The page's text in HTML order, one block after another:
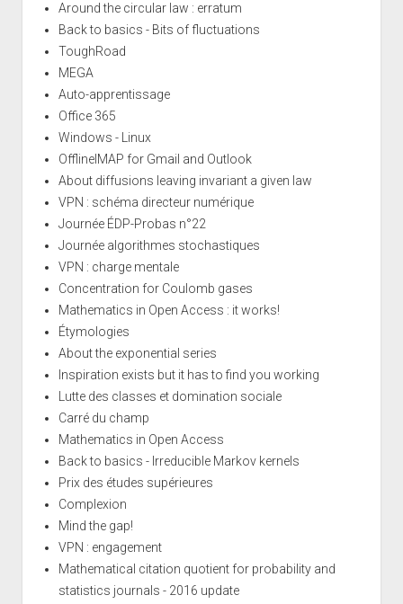
Around the circular law : erratum
Back to basics - Bits of fluctuations
ToughRoad
MEGA
Auto-apprentissage
Office 365
Windows - Linux
OfflineIMAP for Gmail and Outlook
About diffusions leaving invariant a given law
VPN : schéma directeur numérique
Journée ÉDP-Probas n°22
Journée algorithmes stochastiques
VPN : charge mentale
Concentration for Coulomb gases
Mathematics in Open Access : it works!
Étymologies
About the exponential series
Inspiration exists but it has to find you working
Lutte des classes et domination sociale
Carré du champ
Mathematics in Open Access
Back to basics - Irreducible Markov kernels
Prix des études supérieures
Complexion
Mind the gap!
VPN : engagement
Mathematical citation quotient for probability and
statistics journals - 2016 update